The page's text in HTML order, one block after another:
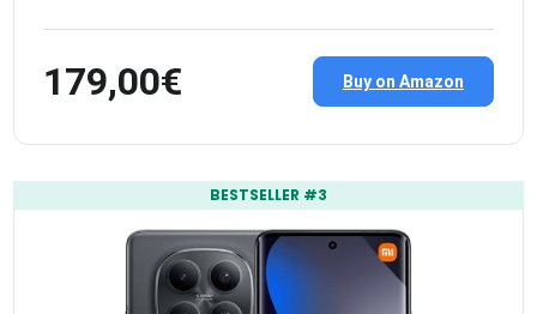
179,00€ Buy on Amazon
BESTSELLER #3